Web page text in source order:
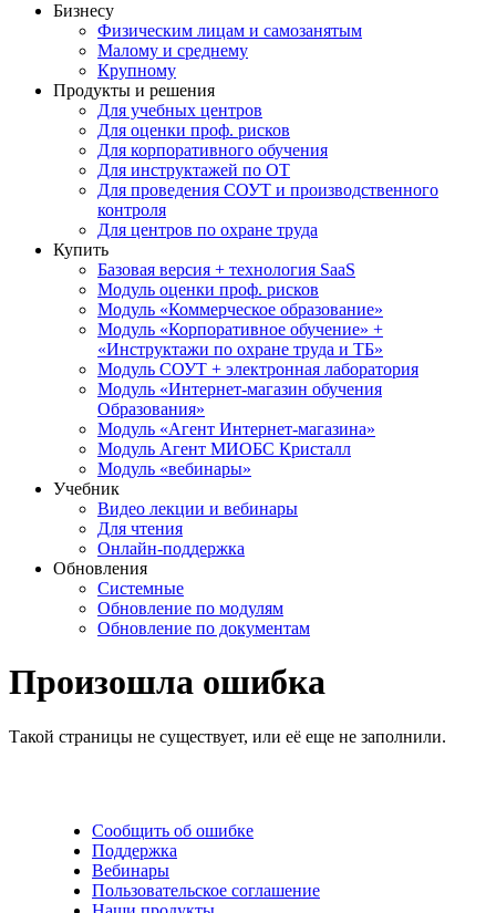
Бизнесу
Физическим лицам и самозанятым
Малому и среднему
Крупному
Продукты и решения
Для учебных центров
Для оценки проф. рисков
Для корпоративного обучения
Для инструктажей по ОТ
Для проведения СОУТ и производственного
контроля
Для центров по охране труда
Купить
Базовая версия + технология SaaS
Модуль оценки проф. рисков
Модуль «Коммерческое образование»
Модуль «Корпоративное обучение» +
«Инструктажи по охране труда и ТБ»
Модуль СОУТ + электронная лаборатория
Модуль «Интернет-магазин обучения
Образования»
Модуль «Агент Интернет-магазина»
Модуль Агент МИОБС Кристалл
Модуль «вебинары»
Учебник
Видео лекции и вебинары
Для чтения
Онлайн-поддержка
Обновления
Системные
Обновление по модулям
Обновление по документам
Произошла ошибка
Такой страницы не существует, или её еще не заполнили.
Сообщить об ошибке
Поддержка
Вебинары
Пользовательское соглашение